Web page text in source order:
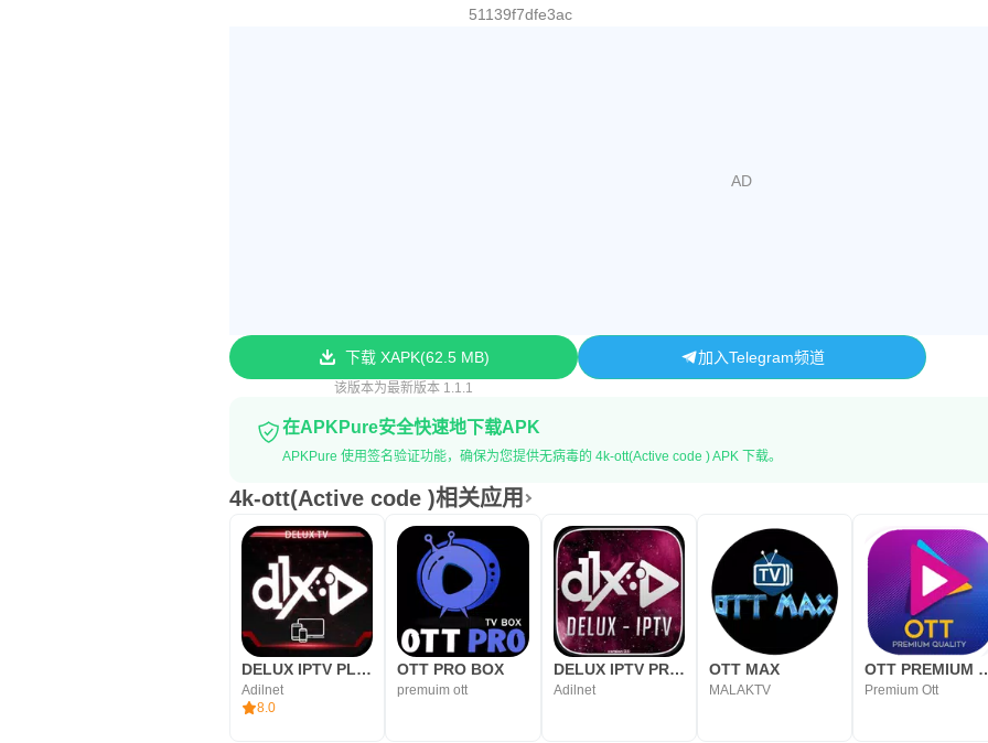
51139f7dfe3ac
该版本为最新版本 1.1.1
下载 XAPK 62.5 MB 加入Telegram频道
在APKPure安全快速地下载APK
APKPure 使用签名验证功能，确保为您提供无病毒的 4k-ott(Active code ) APK 下载。
4k-ott(Active code )相关应用
DELUX IPTV PLAYER
Adilnet
8.0
OTT PRO BOX
premuim ott
DELUX IPTV PRO V2
Adilnet
OTT MAX
MALAKTV
OTT
Premium Ott